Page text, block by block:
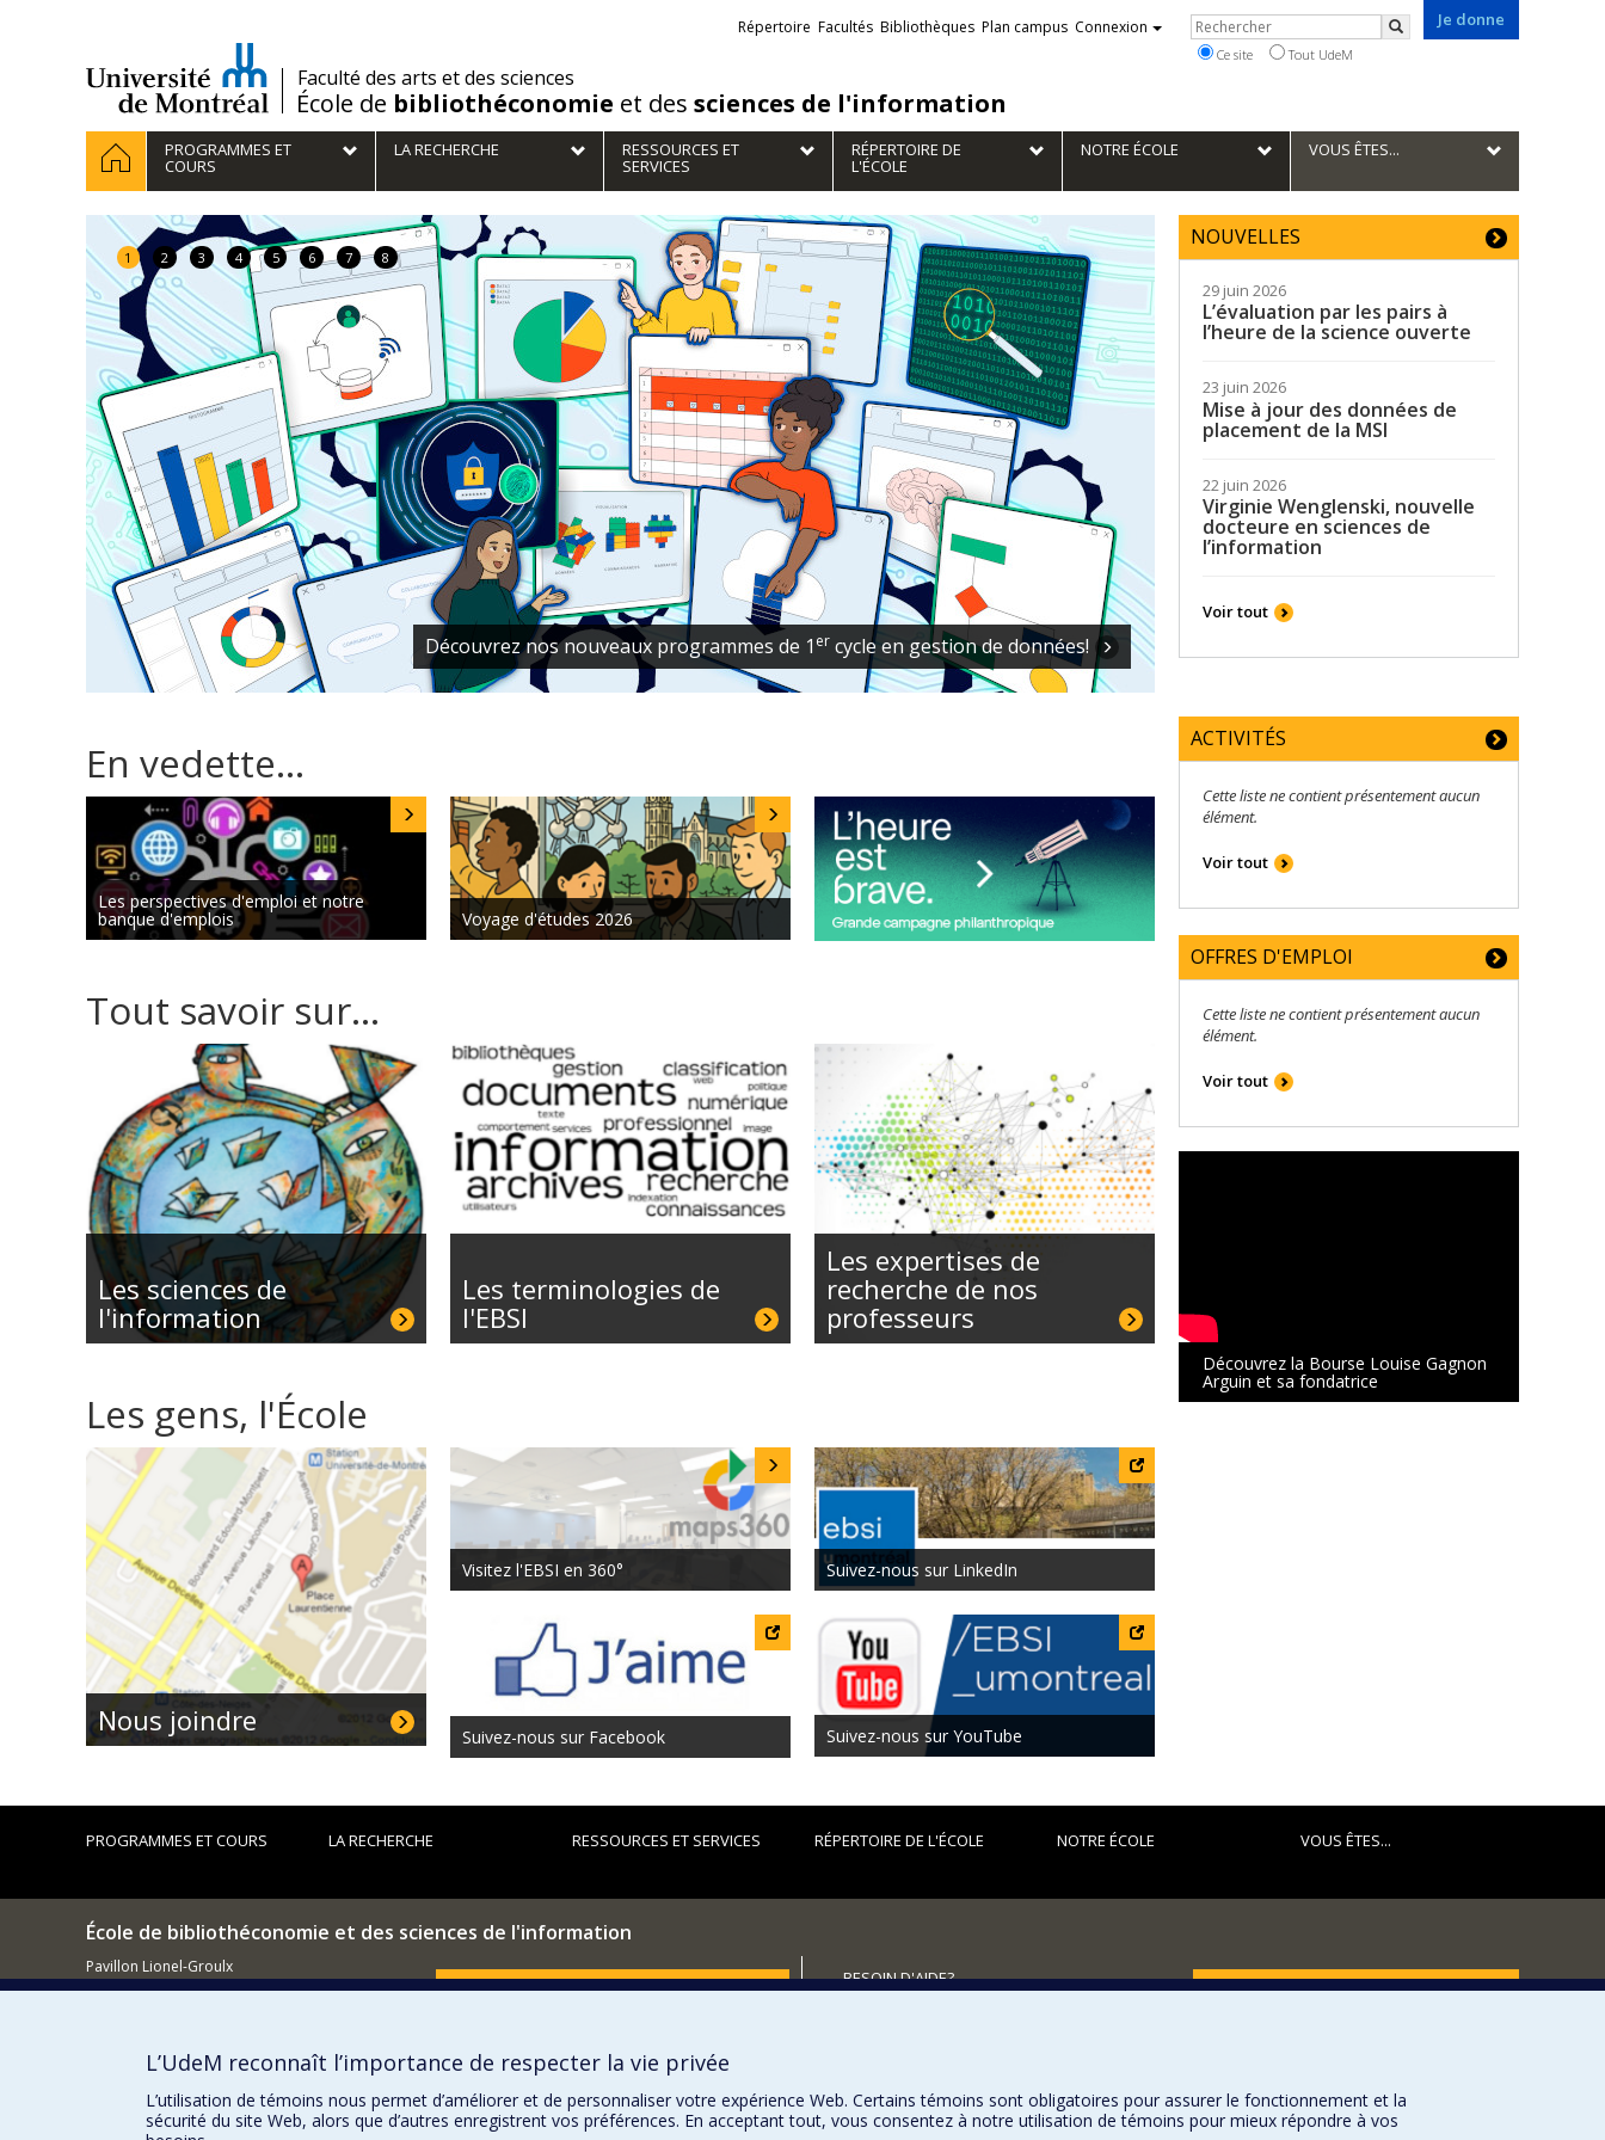
/Faculté des arts et des sciences
École de bibliothéconomie et des sciences de l'information
Je donne
Liens
externes
Répertoire Facultés Bibliothèques Plan campus Connexion Rechercher
Rechercher
Ce site Tout UdeM
Navigation
principale
ACCUEILPROGRAMMES ET
COURS
LA RECHERCHE RESSOURCES ET
SERVICES
RÉPERTOIRE DE
L'ÉCOLE
NOTRE ÉCOLE VOUS ÊTES...
nouveaux programmes de 1ercycle en gestion de données! L'École de bibliothéconomie et des sciences de l'information au pavillon Lionel-Groulx, côté
1 2 3 4 5 6 7 8
NOUVELLES
29 juin 2026
L’évaluation par les pairs à
l’heure de la science ouverte
23 juin 2026
Mise à jour des données de
placement de la MSI
22 juin 2026
Virginie Wenglenski, nouvelle
docteure en sciences de
l’information
Voir tout
En vedette...
Les perspectives d'emploi et notre
banque d'emplois Voyage d'études 2026
Services de soutien à la réussite et
psychologique
Tout savoir sur...
Les sciences de
l'information
Les terminologies de
l'EBSI
Les expertises de
recherche de nos
professeurs
Les gens, l'École
Nous joindre
Visitez l'EBSI en 360°
Suivez-nous sur Facebook
Suivez-nous sur LinkedIn
Suivez-nous sur YouTube
ACTIVITÉS
Cette liste ne contient présentement aucun
élément.
Voir tout
OFFRES D'EMPLOI
Cette liste ne contient présentement aucun
élément.
Voir tout
Découvrez la Bourse Louise Gagnon
Arguin et sa fondatrice
PROGRAMMES ET COURS LA RECHERCHE RESSOURCES ET SERVICES RÉPERTOIRE DE L'ÉCOLE NOTRE ÉCOLE VOUS ÊTES...
École de bibliothéconomie et des sciences de l'information
Pavillon Lionel-Groulx
3150, rue Jean-Brillant
514 343-6044
Comment soutenir l'École?
BESOIN D'AIDE?
FACULTÉ DES ARTS ET DES SCIENCES
Nos programmes et cours
L’UdeM reconnaît l’importance de respecter la vie privée
L’utilisation de témoins nous permet d’améliorer et de personnaliser votre expérience Web. Certains témoins sont obligatoires pour assurer le fonctionnement et la
sécurité du site Web, alors que d’autres enregistrent vos préférences. En acceptant tout, vous consentez à notre utilisation de témoins pour mieux répondre à vos